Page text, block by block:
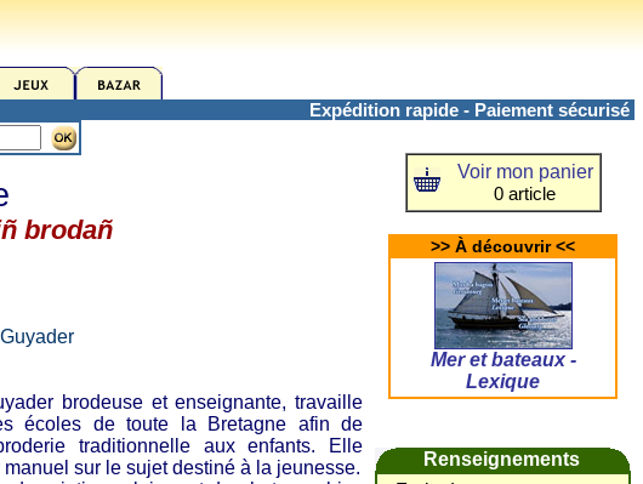
Expédition rapide - Paiement sécurisé
brodañ
brodeuse et enseignante, travaille
écoles de toute la Bretagne afin de
traditionnelle aux enfants. Elle
sur le sujet destiné à la jeunesse.
Voir mon panier
0 article
>> À découvrir <<
Mer et bateaux -
Lexique
Renseignements